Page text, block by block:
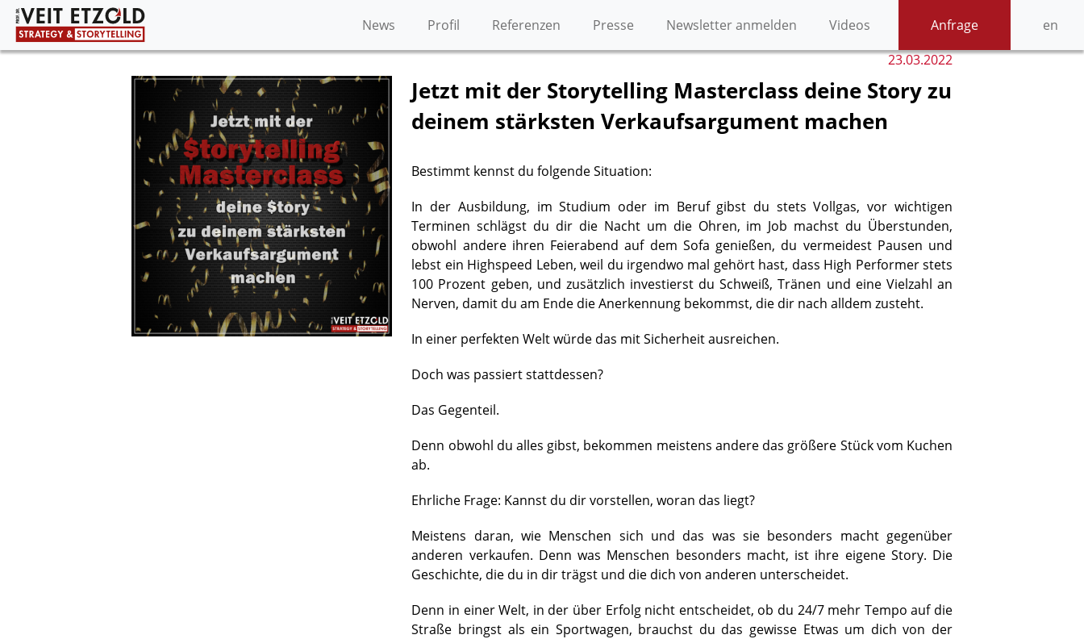
News Profil Referenzen Presse Newsletter anmelden Videos Anfrage
en
23.03.2022
Jetzt mit der Storytelling Masterclass deine Story zu
deinem stärksten Verkaufsargument machen
Bestimmt kennst du folgende Situation:
In der Ausbildung, im Studium oder im Beruf gibst du stets Vollgas, vor wichtigen
Terminen schlägst du dir die Nacht um die Ohren, im Job machst du Überstunden,
obwohl andere ihren Feierabend auf dem Sofa genießen, du vermeidest Pausen und
lebst ein Highspeed Leben, weil du irgendwo mal gehört hast, dass High Performer stets
100 Prozent geben, und zusätzlich investierst du Schweiß, Tränen und eine Vielzahl an
Nerven, damit du am Ende die Anerkennung bekommst, die dir nach alldem zusteht.
In einer perfekten Welt würde das mit Sicherheit ausreichen.
Doch was passiert stattdessen?
Das Gegenteil.
Denn obwohl du alles gibst, bekommen meistens andere das größere Stück vom Kuchen
ab.
Ehrliche Frage: Kannst du dir vorstellen, woran das liegt?
Meistens daran, wie Menschen sich und das was sie besonders macht gegenüber
anderen verkaufen. Denn was Menschen besonders macht, ist ihre eigene Story. Die
Geschichte, die du in dir trägst und die dich von anderen unterscheidet.
Denn in einer Welt, in der über Erfolg nicht entscheidet, ob du 24/7 mehr Tempo auf die
Straße bringst als ein Sportwagen, brauchst du das gewisse Etwas um dich von der